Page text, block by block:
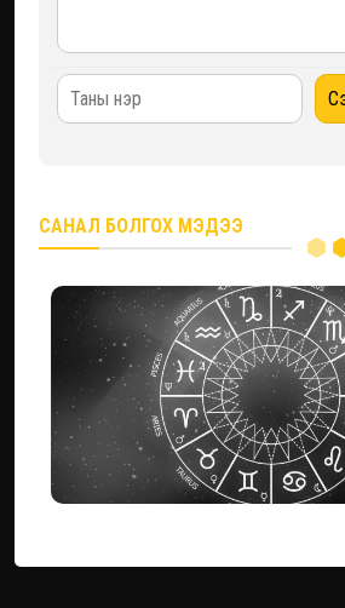
САНАЛ БОЛГОХ МЭДЭЭ